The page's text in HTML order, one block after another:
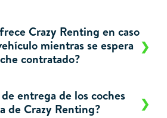
Crazy Renting en caso
mientras se espera
contratado?
entrega de los coches
de Crazy Renting?